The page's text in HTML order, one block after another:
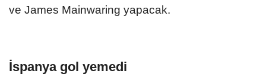
ve James Mainwaring yapacak.
İspanya gol yemedi